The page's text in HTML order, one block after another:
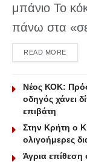
μπάνιο Το
πάνω στα
READ MORE
Νέος ΚΟΚ:
οδηγός χάνει
επιβάτη
Στην Κρήτη ο
ολιγοήμερες
Άγρια